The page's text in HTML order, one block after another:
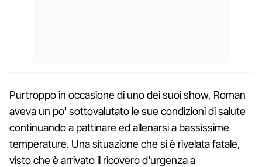
Purtroppo in occasione di uno dei suoi show, Roman
aveva un po' sottovalutato le sue condizioni di salute
continuando a pattinare ed allenarsi a bassissime
temperature. Una situazione che si è rivelata fatale,
visto che è arrivato il ricovero d'urgenza a